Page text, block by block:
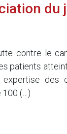
contre le
patients
des
100 (…)